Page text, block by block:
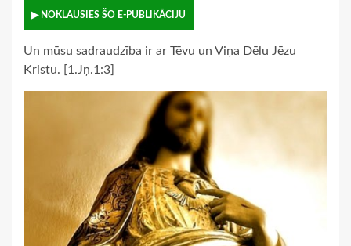
▶ NOKLAUSIES ŠO E-PUBLIKĀCIJU
Un mūsu sadraudzība ir ar Tēvu un Viņa Dēlu Jēzu
Kristu. [1.Jņ.1:3]